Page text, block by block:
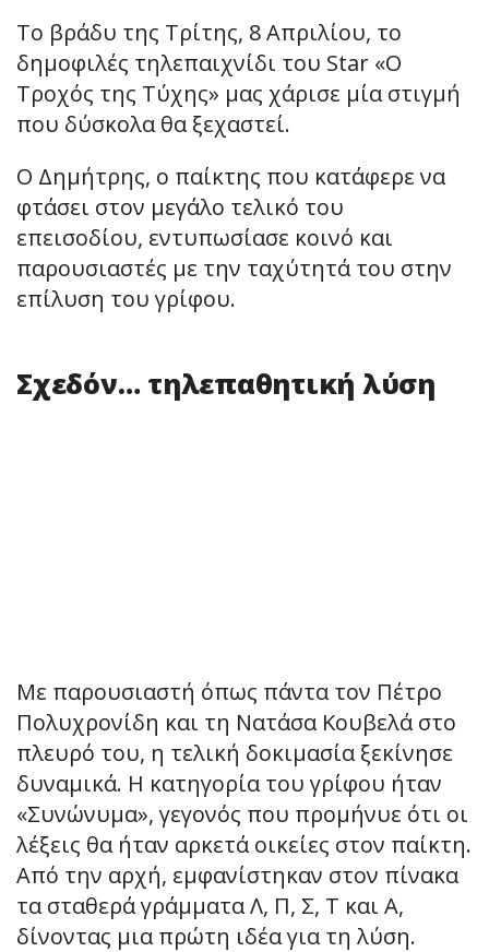
Το βράδυ της Τρίτης, 8 Απριλίου, το
δημοφιλές τηλεπαιχνίδι του Star «Ο
Τροχός της Τύχης» μας χάρισε μία στιγμή
που δύσκολα θα ξεχαστεί.
Ο Δημήτρης, ο παίκτης που κατάφερε να
φτάσει στον μεγάλο τελικό του
επεισοδίου, εντυπωσίασε κοινό και
παρουσιαστές με την ταχύτητά του στην
επίλυση του γρίφου.
Σχεδόν… τηλεπαθητική λύση
Με παρουσιαστή όπως πάντα τον Πέτρο
Πολυχρονίδη και τη Νατάσα Κουβελά στο
πλευρό του, η τελική δοκιμασία ξεκίνησε
δυναμικά. Η κατηγορία του γρίφου ήταν
«Συνώνυμα», γεγονός που προμήνυε ότι οι
λέξεις θα ήταν αρκετά οικείες στον παίκτη.
Από την αρχή, εμφανίστηκαν στον πίνακα
τα σταθερά γράμματα Λ, Π, Σ, Τ και Α,
δίνοντας μια πρώτη ιδέα για τη λύση.